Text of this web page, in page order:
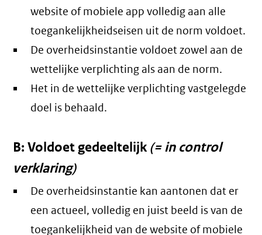
website of mobiele app volledig aan alle
toegankelijkheidseisen uit de norm voldoet.
De overheidsinstantie voldoet zowel aan de
wettelijke verplichting als aan de norm.
Het in de wettelijke verplichting vastgelegde
doel is behaald.
B: Voldoet gedeeltelijk(= in control
verklaring)
De overheidsinstantie kan aantonen dat er
een actueel, volledig en juist beeld is van de
toegankelijkheid van de website of mobiele